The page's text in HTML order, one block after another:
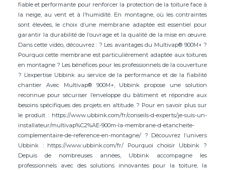
fiable et performante pour renforcer la protection de la toiture face à
la neige, au vent et à l’humidité. En montagne, où les contraintes
sont élevées, le choix d’une membrane adaptée est essentiel pour
garantir la durabilité de l’ouvrage et la qualité de la mise en œuvre.
Dans cette vidéo, découvrez : ? Les avantages du Multivap® 900M+ ?
Pourquoi cette membrane est particulièrement adaptée aux toitures
en montagne ? Les bénéfices pour les professionnels de la couverture
? L’expertise Ubbink au service de la performance et de la fiabilité
chantier Avec Multivap® 900M+, Ubbink propose une solution
reconnue pour sécuriser l’enveloppe du bâtiment et répondre aux
besoins spécifiques des projets en altitude. ? Pour en savoir plus sur
le produit : https://www.ubbink.com/fr/conseils-d-experts/je-suis-un-
installateur/multivap%C2%AE-900m-la-membrane-d-etancheite-
complementaire-de-reference-en-montagne/ ? Découvrez l’univers
Ubbink : https://www.ubbink.com/fr/ Pourquoi choisir Ubbink ?
Depuis de nombreuses années, Ubbink accompagne les
professionnels avec des solutions innovantes pour la toiture, la